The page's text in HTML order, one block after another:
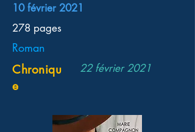
10 février 2021
278 pages
Roman
Chroniqu
e
22 février 2021